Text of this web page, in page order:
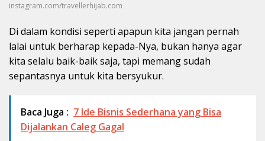
instagram.com/travellerhijab.com
Di dalam kondisi seperti apapun kita jangan pernah
lalai untuk berharap kepada-Nya, bukan hanya agar
kita selalu baik-baik saja, tapi memang sudah
sepantasnya untuk kita bersyukur.
Baca Juga : 7 Ide Bisnis Sederhana yang Bisa
Dijalankan Caleg Gagal